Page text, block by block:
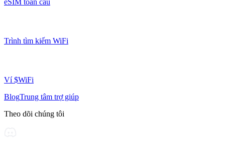
Trình tìm kiếm WiFi
Ví $WiFi
BlogTrung tâm trợ giúp
Theo dõi chúng tôi